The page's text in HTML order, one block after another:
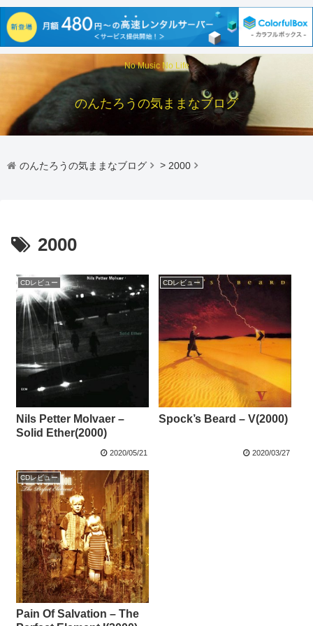
No Music No Life
のんたろうの気ままなブログ
のんたろうの気ままなブログ > 2000
2000
CDレビュー
Nils Petter Molvaer –
Solid Ether(2000)
2020/05/21
CDレビュー
Spock’s Beard – V(2000)
2020/03/27
CDレビュー
Pain Of Salvation – The